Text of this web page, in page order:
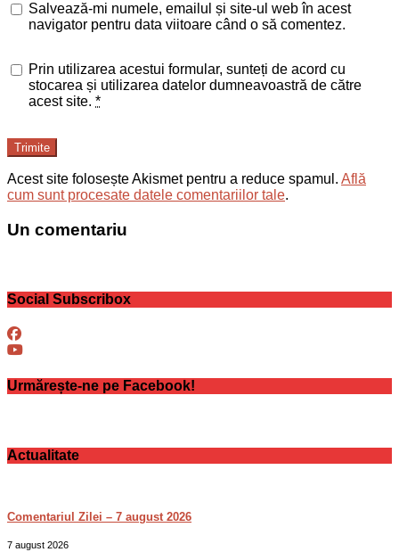
Salvează-mi numele, emailul și site-ul web în acest
navigator pentru data viitoare când o să comentez.
Prin utilizarea acestui formular, sunteți de acord cu
stocarea și utilizarea datelor dumneavoastră de către
acest site. *
Trimite
Acest site folosește Akismet pentru a reduce spamul. Află
cum sunt procesate datele comentariilor tale.
Un comentariu
Social Subscribox
Urmărește-ne pe Facebook!
Actualitate
Comentariul Zilei – 7 august 2026
7 august 2026